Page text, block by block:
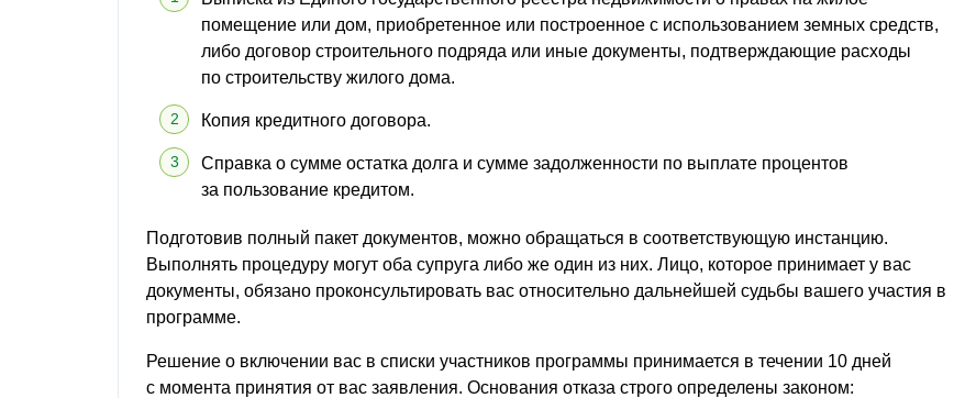
помещение или дом, приобретенное или построенное с использованием земных средств,
либо договор строительного подряда или иные документы, подтверждающие расходы
по строительству жилого дома.
Копия кредитного договора.
Справка о сумме остатка долга и сумме задолженности по выплате процентов
за пользование кредитом.
Подготовив полный пакет документов, можно обращаться в соответствующую инстанцию.
Выполнять процедуру могут оба супруга либо же один из них. Лицо, которое принимает у вас
документы, обязано проконсультировать вас относительно дальнейшей судьбы вашего участия в
программе.
Решение о включении вас в списки участников программы принимается в течении 10 дней
с момента принятия от вас заявления. Основания отказа строго определены законом: